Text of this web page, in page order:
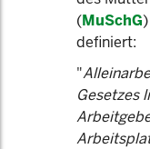
(MuSchG
definiert:
"
Gesetzes